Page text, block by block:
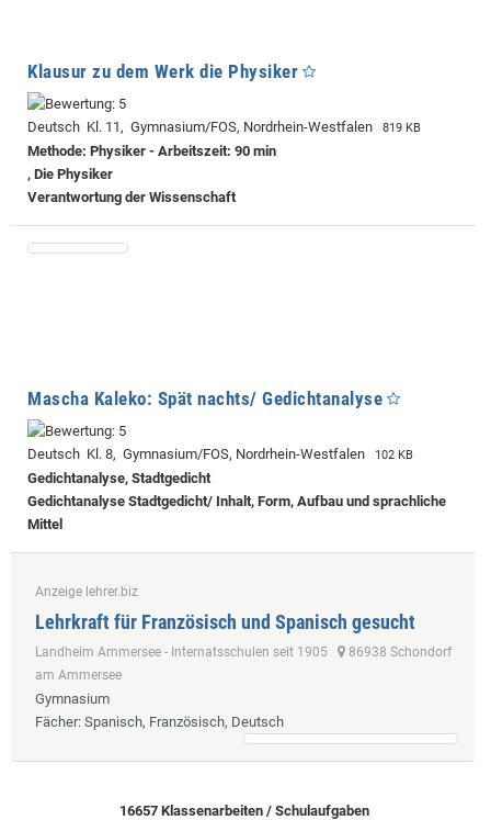
Klausur zu dem Werk die Physiker
Deutsch Kl. 11, Gymnasium/FOS, Nordrhein-Westfalen 819 KB
Methode: Physiker - Arbeitszeit: 90 min
, Die Physiker
Verantwortung der Wissenschaft
Mascha Kaleko: Spät nachts/ Gedichtanalyse
Deutsch Kl. 8, Gymnasium/FOS, Nordrhein-Westfalen 102 KB
Gedichtanalyse, Stadtgedicht
Gedichtanalyse Stadtgedicht/ Inhalt, Form, Aufbau und sprachliche
Mittel
Anzeige lehrer.biz
Lehrkraft für Französisch und Spanisch gesucht
Landheim Ammersee - Internatsschulen seit 1905
86938 Schondorf
am Ammersee
Gymnasium
Fächer: Spanisch, Französisch, Deutsch
16657 Klassenarbeiten / Schulaufgaben